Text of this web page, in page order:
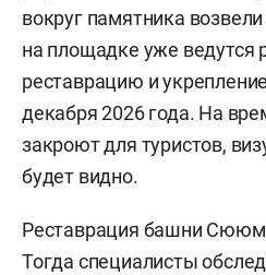
вокруг памятника
на площадке уже ведутся
реставрацию и
декабря 2026 года. На
закроют для туристов,
будет видно.
Реставрация башни
Тогда специалисты